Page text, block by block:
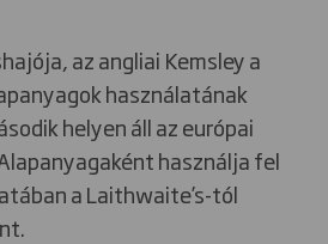
az angliai Kemsley a
használatának
helyen áll az európai
használja fel
a Laithwaite’s-tól